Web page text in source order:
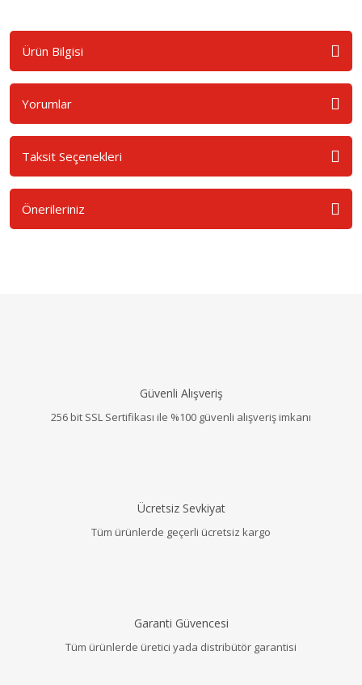
Ürün Bilgisi
Yorumlar
Taksit Seçenekleri
Önerileriniz
Güvenli Alışveriş
256 bit SSL Sertifikası ile %100 güvenli alışveriş imkanı
Ücretsiz Sevkiyat
Tüm ürünlerde geçerli ücretsiz kargo
Garanti Güvencesi
Tüm ürünlerde üretici yada distribütör garantisi